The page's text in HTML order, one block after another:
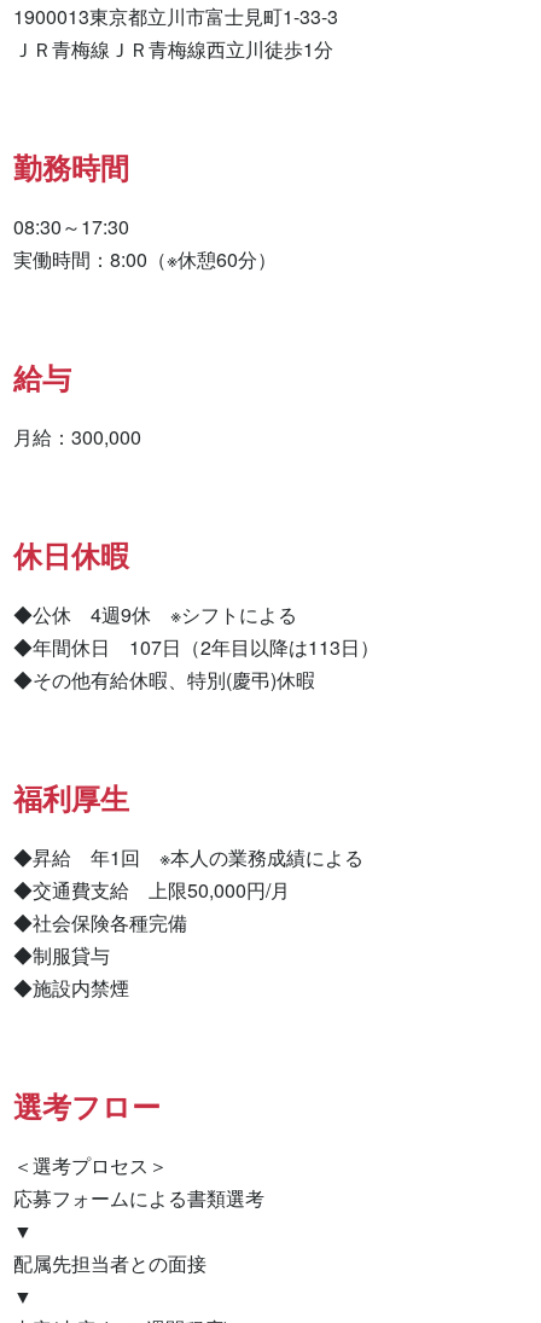
1900013東京都立川市富士見町1-33-3
ＪＲ青梅線ＪＲ青梅線西立川徒歩1分
勤務時間
08:30～17:30
実働時間：8:00（※休憩60分）
給与
月給：300,000
休日休暇
◆公休　4週9休　※シフトによる
◆年間休日　107日（2年目以降は113日）
◆その他有給休暇、特別(慶弔)休暇
福利厚生
◆昇給　年1回　※本人の業務成績による
◆交通費支給　上限50,000円/月
◆社会保険各種完備
◆制服貸与
◆施設内禁煙
選考フロー
＜選考プロセス＞
応募フォームによる書類選考
▼
配属先担当者との面接
▼